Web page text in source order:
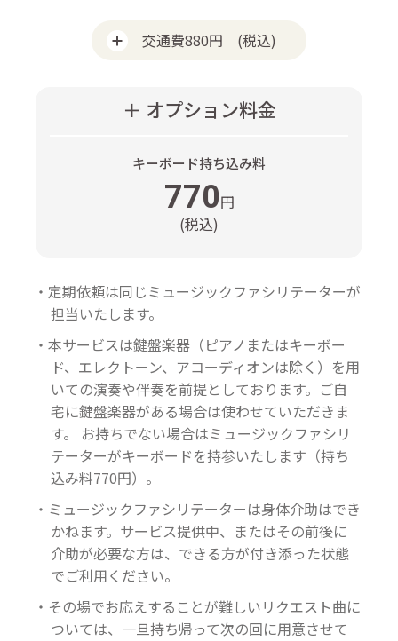
交通費880円 (税込)
＋ オプション料金
キーボード持ち込み料
770円
(税込)
・定期依頼は同じミュージックファシリテーターが
担当いたします。
・本サービスは鍵盤楽器（ピアノまたはキーボー
ド、エレクトーン、アコーディオンは除く）を用
いての演奏や伴奏を前提としております。ご自
宅に鍵盤楽器がある場合は使わせていただきま
す。 お持ちでない場合はミュージックファシリ
テーターがキーボードを持参いたします（持ち
込み料770円）。
・ミュージックファシリテーターは身体介助はでき
かねます。サービス提供中、またはその前後に
介助が必要な方は、できる方が付き添った状態
でご利用ください。
・その場でお応えすることが難しいリクエスト曲に
ついては、一旦持ち帰って次の回に用意させて